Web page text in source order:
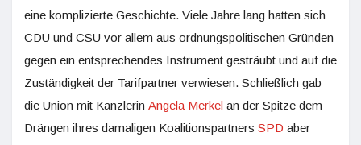
eine komplizierte Geschichte. Viele Jahre lang hatten sich
CDU und CSU vor allem aus ordnungspolitischen Gründen
gegen ein entsprechendes Instrument gesträubt und auf die
Zuständigkeit der Tarifpartner verwiesen. Schließlich gab
die Union mit Kanzlerin Angela Merkel an der Spitze dem
Drängen ihres damaligen Koalitionspartners SPD aber